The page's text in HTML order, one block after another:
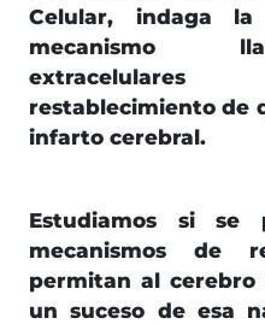
Celular, indaga
mecanismo
restablecimiento de
infarto cerebral.
Estudiamos si se
mecanismos de
permitan al cerebro
un suceso de esa